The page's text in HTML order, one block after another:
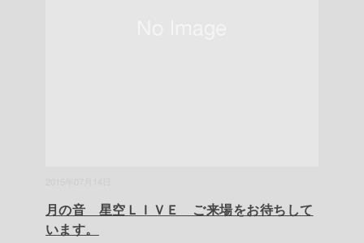
月の音 星空ＬＩＶＥ ご来場をお待ちして
います。